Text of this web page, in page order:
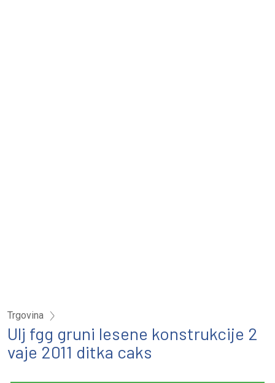
Trgovina
Ulj fgg gruni lesene konstrukcije 2
vaje 2011 ditka caks